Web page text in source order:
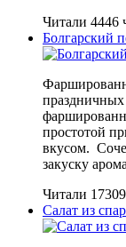
Читали 4446
Болгарский
простотой
вкусом.
закуску
Читали
Салат из